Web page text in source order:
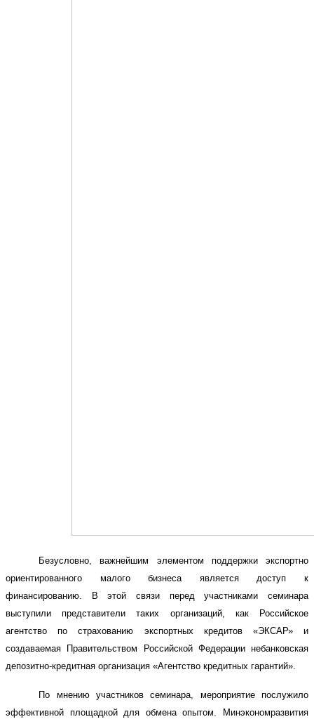
Безусловно, важнейшим элементом поддержки экспортно
ориентированного малого бизнеса является доступ к
финансированию. В этой связи перед участниками семинара
выступили представители таких организаций, как Российское
агентство по страхованию экспортных кредитов «ЭКСАР» и
создаваемая Правительством Российской Федерации небанковская
депозитно-кредитная организация «Агентство кредитных гарантий».
По мнению участников семинара, мероприятие послужило
эффективной площадкой для обмена опытом. Минэкономразвития